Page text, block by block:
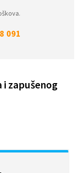
091
zapušenog